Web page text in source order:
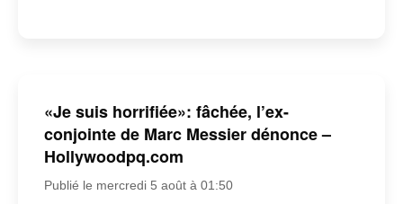
«Je suis horrifiée»: fâchée, l’ex-
conjointe de Marc Messier dénonce –
Hollywoodpq.com
Publié le mercredi 5 août à 01:50